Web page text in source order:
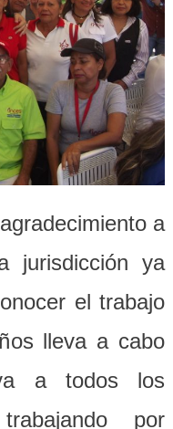
a
jurisdicción ya
el trabajo
lleva a cabo
a todos los
por